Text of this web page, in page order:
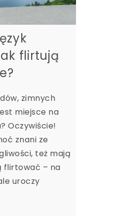
flirtują
zimnych
miejsce na
Oczywiście!
znani ze
też mają
flirtować – na
uroczy